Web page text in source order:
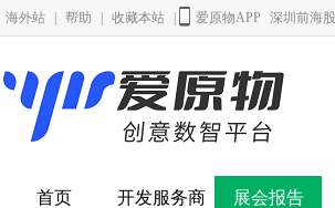
海外站 帮助 收藏本站 爱原物APP 深圳前海
首页 开发服务商 展会报告